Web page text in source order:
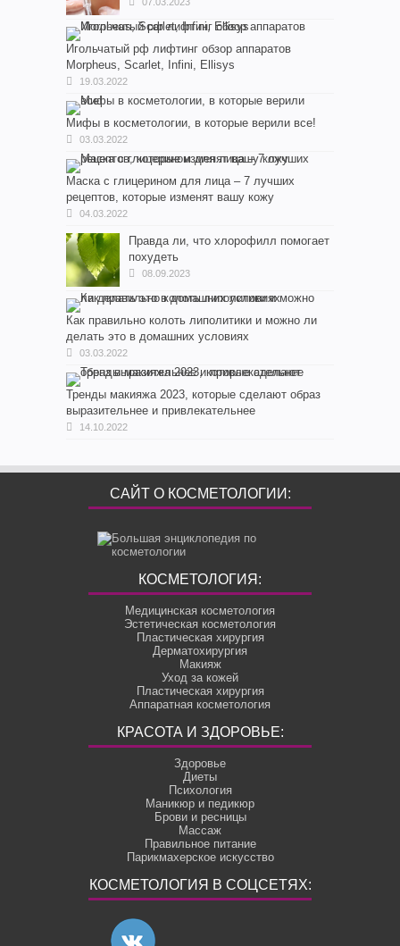
Игольчатый рф лифтинг обзор аппаратов
Morpheus, Scarlet, Infini, Ellisys
19.03.2022
Мифы в косметологии, в которые верили все!
03.03.2022
Маска с глицерином для лица – 7 лучших
рецептов, которые изменят вашу кожу
04.03.2022
Правда ли, что хлорофилл помогает
похудеть
08.09.2023
Как правильно колоть липолитики и можно ли
делать это в домашних условиях
03.03.2022
Тренды макияжа 2023, которые сделают образ
выразительнее и привлекательнее
14.10.2022
САЙТ О КОСМЕТОЛОГИИ:
КОСМЕТОЛОГИЯ:
Медицинская косметология
Эстетическая косметология
Пластическая хирургия
Дерматохирургия
Макияж
Уход за кожей
Пластическая хирургия
Аппаратная косметология
КРАСОТА И ЗДОРОВЬЕ:
Здоровье
Диеты
Психология
Маникюр и педикюр
Брови и ресницы
Массаж
Правильное питание
Парикмахерское искусство
КОСМЕТОЛОГИЯ В СОЦСЕТЯХ: